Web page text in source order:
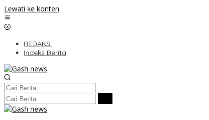
Lewati ke konten
REDAKSI
Indeks Berita